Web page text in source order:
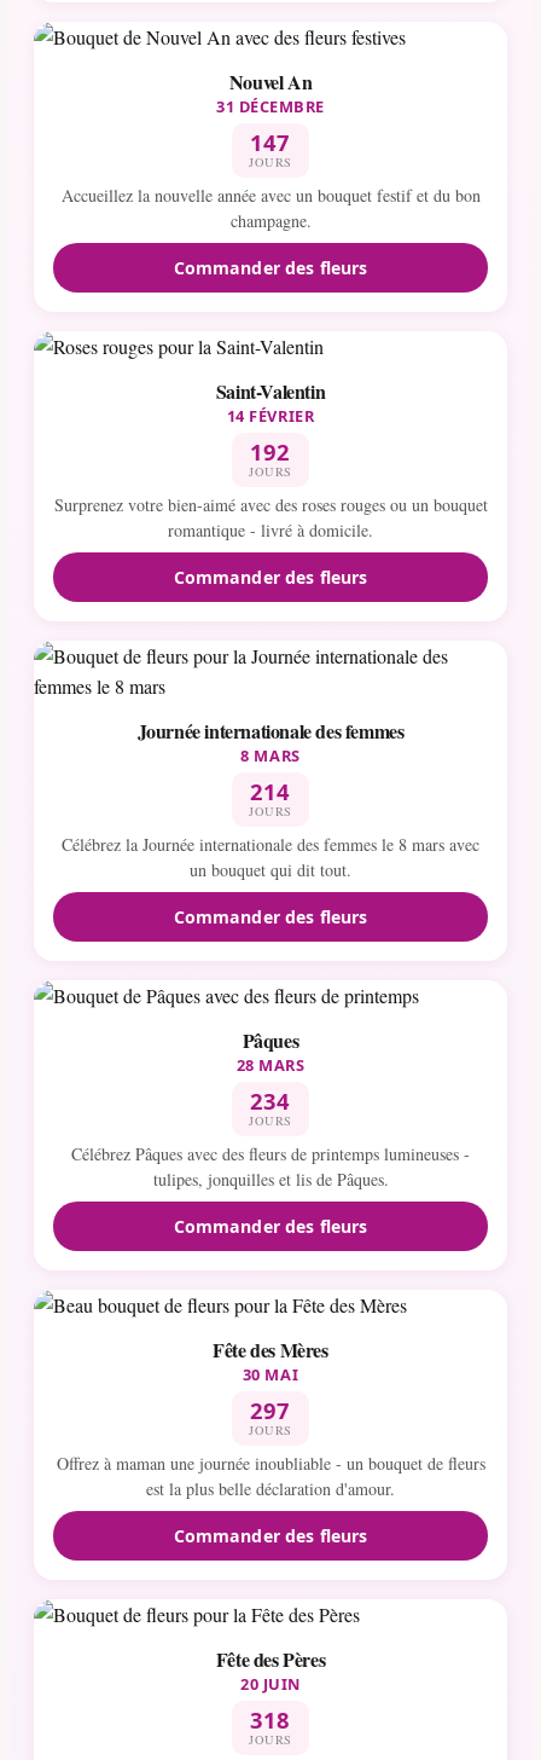
Nouvel An
31 DÉCEMBRE
147
JOURS
Accueillez la nouvelle année avec un bouquet festif et du bon
champagne.
Commander des fleurs
Saint-Valentin
14 FÉVRIER
192
JOURS
Surprenez votre bien-aimé avec des roses rouges ou un bouquet
romantique - livré à domicile.
Commander des fleurs
Journée internationale des femmes
8 MARS
214
JOURS
Célébrez la Journée internationale des femmes le 8 mars avec
un bouquet qui dit tout.
Commander des fleurs
Pâques
28 MARS
234
JOURS
Célébrez Pâques avec des fleurs de printemps lumineuses -
tulipes, jonquilles et lis de Pâques.
Commander des fleurs
Fête des Mères
30 MAI
297
JOURS
Offrez à maman une journée inoubliable - un bouquet de fleurs
est la plus belle déclaration d'amour.
Commander des fleurs
Fête des Pères
20 JUIN
318
JOURS